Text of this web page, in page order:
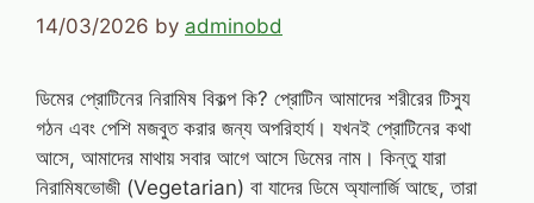
14/03/2026 by adminobd
ডিমের প্রোটিনের নিরামিষ বিকল্প কি? প্রোটিন আমাদের শরীরের টিস্যু
গঠন এবং পেশি মজবুত করার জন্য অপরিহার্য। যখনই প্রোটিনের কথা
আসে, আমাদের মাথায় সবার আগে আসে ডিমের নাম। কিন্তু যারা
নিরামিষভোজী (Vegetarian) বা যাদের ডিমে অ্যালার্জি আছে, তারা